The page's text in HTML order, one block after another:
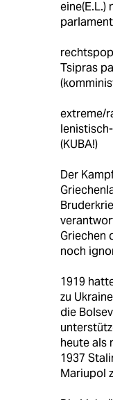
eine(E.L.)
Tsipras
extreme/
(KUBA!)
Der
Griechen
noch
1919
zu
die
heute als
1937
Mariupol